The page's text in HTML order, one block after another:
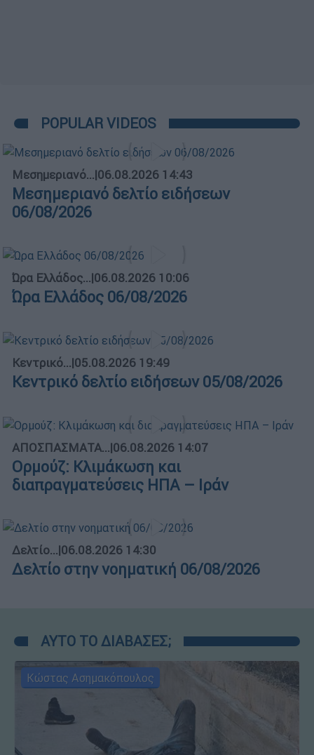
POPULAR VIDEOS
Μεσημεριανό...|06.08.2026 14:43
Μεσημεριανό δελτίο ειδήσεων
06/08/2026
Ώρα Ελλάδος...|06.08.2026 10:06
Ώρα Ελλάδος 06/08/2026
Κεντρικό...|05.08.2026 19:49
Κεντρικό δελτίο ειδήσεων 05/08/2026
ΑΠΟΣΠΑΣΜΑΤΑ...|06.08.2026 14:07
Ορμούζ: Κλιμάκωση και
διαπραγματεύσεις ΗΠΑ – Ιράν
Δελτίο...|06.08.2026 14:30
Δελτίο στην νοηματική 06/08/2026
ΑΥΤΟ ΤΟ ΔΙΑΒΑΣΕΣ;
Κώστας Ασημακόπουλος